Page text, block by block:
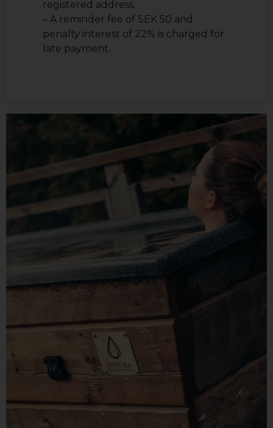
registered address.
– A reminder fee of SEK 50 and
penalty interest of 22% is charged for
late payment.